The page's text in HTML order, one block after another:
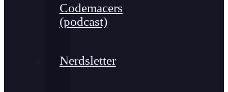
Codemacers
(podcast)
Nerdsletter